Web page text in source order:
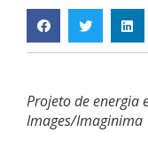
Projeto de energia
Images/Imaginima